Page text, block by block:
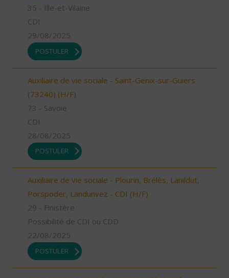
35 - Ille-et-Vilaine
CDI
29/08/2025
POSTULER
Auxiliaire de vie sociale - Saint-Genix-sur-Guiers
(73240) (H/F)
73 - Savoie
CDI
28/08/2025
POSTULER
Auxiliaire de vie sociale - Plourin, Brélès, Lanildut,
Porspoder, Landunvez - CDI (H/F)
29 - Finistère
Possibilité de CDI ou CDD
22/08/2025
POSTULER